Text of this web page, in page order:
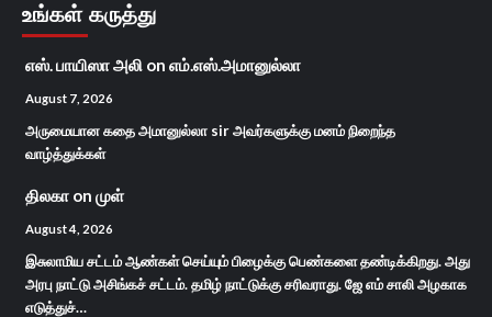
உங்கள் கருத்து
எஸ். பாயிஸா அலி on எம்.எஸ்.அமானுல்லா
August 7, 2026
அருமையான கதை அமானுல்லா sir அவர்களுக்கு மனம் நிறைந்த
வாழ்த்துக்கள்
திலகா on முள்
August 4, 2026
இசுலாமிய சட்டம் ஆண்கள் செய்யும் பிழைக்கு பெண்களை தண்டிக்கிறது. அது
அரபு நாட்டு அசிங்கச் சட்டம். தமிழ் நாட்டுக்கு சரிவராது. ஜே எம் சாலி அழகாக
எடுத்துச்…